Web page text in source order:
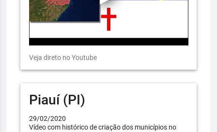
Veja direto no Youtube
Piauí (PI)
29/02/2020
Vídeo com histórico de criação dos municípios no